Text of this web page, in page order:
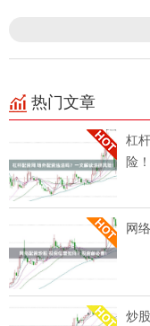
热门文章
杠
险！
网
炒